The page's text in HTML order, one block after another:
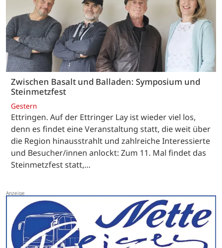
Zwischen Basalt und Balladen: Symposium und
Steinmetzfest
Gestern
Ettringen. Auf der Ettringer Lay ist wieder viel los,
denn es findet eine Veranstaltung statt, die weit über
die Region hinausstrahlt und zahlreiche Interessierte
und Besucher/innen anlockt: Zum 11. Mal findet das
Steinmetzfest statt,…